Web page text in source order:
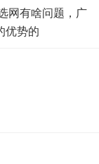
网有啥问题，广
优势的